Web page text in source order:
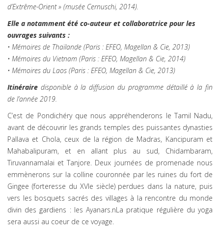
d’Extrême-Orient » (musée Cernuschi, 2014).
Elle a notamment été co-auteur et collaboratrice pour les
ouvrages suivants :
• Mémoires de Thaïlande (Paris : EFEO, Magellan & Cie, 2013)
• Mémoires du Vietnam (Paris : EFEO, Magellan & Cie, 2014)
• Mémoires du Laos (Paris : EFEO, Magellan & Cie, 2013)
Itinéraire disponible à la diffusion du programme détaillé à la fin
de l’année 2019.
C’est de Pondichéry que nous appréhenderons le Tamil Nadu,
avant de découvrir les grands temples des puissantes dynasties
Pallava et Chola, ceux de la région de Madras, Kancipuram et
Mahabalipuram, et en allant plus au sud, Chidambaram,
Tiruvannamalai et Tanjore. Deux journées de promenade nous
emmènerons sur la colline couronnée par les ruines du fort de
Gingee (forteresse du XVIe siècle) perdues dans la nature, puis
vers les bosquets sacrés des villages à la rencontre du monde
divin des gardiens : les Ayanars.nLa pratique régulière du yoga
sera aussi au coeur de ce voyage.